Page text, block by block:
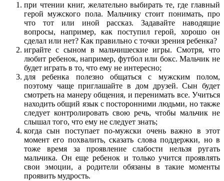
при чтении книг, желательно выбирать те, где главный
герой мужского пола. Мальчику стоит понимать, про
что тот или иной рассказ. Задавайте наводящие
вопросы, например, как поступил герой, хорошо он
сделал или нет? Как правильно с точки зрения ребенка?
играйте с сыном в мальчишеские игры. Смотря, что
любит ребенок, например, футбол или бокс. Мальчик не
будет играть в то, что ему не интересно;
для ребенка полезно общаться с мужским полом,
поэтому чаще приглашайте в дом друзей. Сын будет
смотреть на манеру общения, и перенимать все. Учиться
находить общий язык с посторонними людьми, но также
следует контролировать свою речь, чтобы мальчик не
слышал того, что ему не следует знать;
когда сын поступает по-мужски очень важно в этот
момент его похвалить, сказать слова поддержки, но в
тоже время за проявление слабости нельзя ругать
мальчика. Он еще ребенок и только учится проявлять
свои эмоции, а родители обязаны в такие моменты
проявить мудрость.